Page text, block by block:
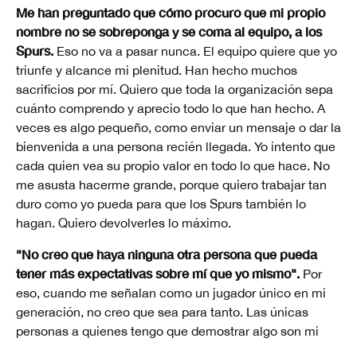
Me han preguntado que cómo procuro que mi propio
nombre no se sobreponga y se coma al equipo, a los
Spurs. Eso no va a pasar nunca. El equipo quiere que yo
triunfe y alcance mi plenitud. Han hecho muchos
sacrificios por mí. Quiero que toda la organización sepa
cuánto comprendo y aprecio todo lo que han hecho. A
veces es algo pequeño, como enviar un mensaje o dar la
bienvenida a una persona recién llegada. Yo intento que
cada quien vea su propio valor en todo lo que hace. No
me asusta hacerme grande, porque quiero trabajar tan
duro como yo pueda para que los Spurs también lo
hagan. Quiero devolverles lo máximo.
"No creo que haya ninguna otra persona que pueda
tener más expectativas sobre mí que yo mismo". Por
eso, cuando me señalan como un jugador único en mi
generación, no creo que sea para tanto. Las únicas
personas a quienes tengo que demostrar algo son mi